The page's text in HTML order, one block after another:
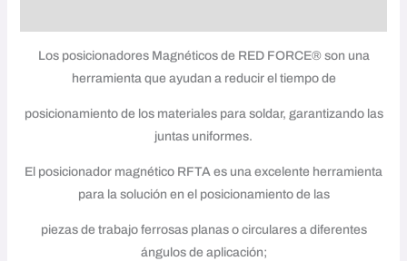
Los posicionadores Magnéticos de RED FORCE® son una
herramienta que ayudan a reducir el tiempo de
posicionamiento de los materiales para soldar, garantizando las
juntas uniformes.
El posicionador magnético RFTA es una excelente herramienta
para la solución en el posicionamiento de las
piezas de trabajo ferrosas planas o circulares a diferentes
ángulos de aplicación;